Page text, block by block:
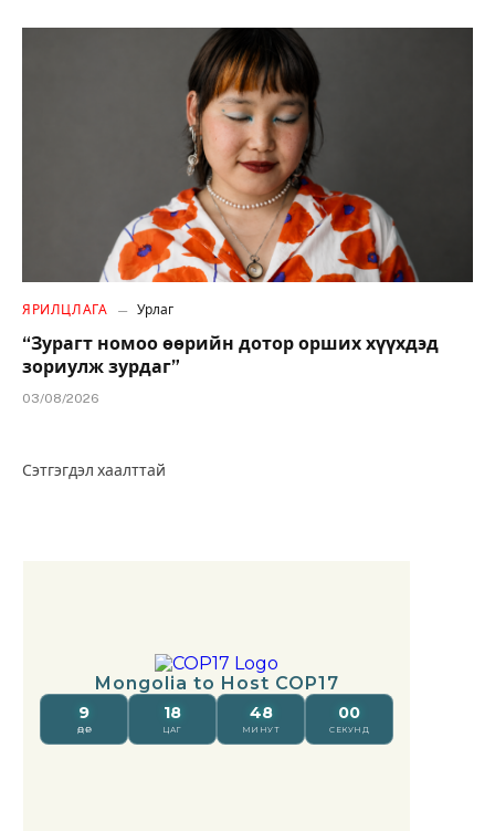
ЯРИЛЦЛАГА Урлаг
“Зурагт номоо өөрийн дотор орших хүүхдэд
зориулж зурдаг”
03/08/2026
Сэтгэгдэл хаалттай